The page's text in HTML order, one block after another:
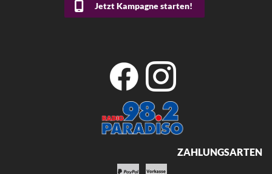
Jetzt Kampagne starten!
ZAHLUNGSARTEN